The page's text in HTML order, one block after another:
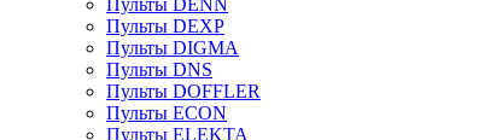
Пульты DENN
Пульты DEXP
Пульты DIGMA
Пульты DNS
Пульты DOFFLER
Пульты ECON
Пульты ELEKTA